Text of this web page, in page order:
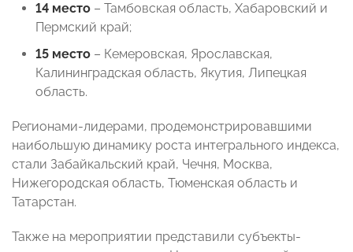
14 место – Тамбовская область, Хабаровский и
Пермский край;
15 место – Кемеровская, Ярославская,
Калининградская область, Якутия, Липецкая
область.
Регионами-лидерами, продемонстрировавшими
наибольшую динамику роста интегрального индекса,
стали Забайкальский край, Чечня, Москва,
Нижегородская область, Тюменская область и
Татарстан.
Также на мероприятии представили субъекты-